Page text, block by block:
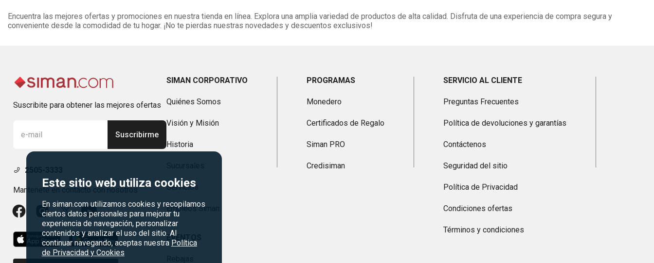
Este sitio web utiliza cookies
En siman.com utilizamos cookies y recopilamos
ciertos datos personales para mejorar tu
experiencia de navegación, personalizar
contenidos y analizar el uso del sitio. Al
continuar navegando, aceptas nuestra Política
de Privacidad y Cookies
Encuentra las mejores ofertas y promociones en nuestra tienda en línea. Explora una amplia variedad de productos de alta calidad. Disfruta de una experiencia de compra segura y
conveniente desde la comodidad de tu hogar. ¡No te pierdas nuestras novedades y descuentos exclusivos!
Suscribite para obtener las mejores ofertas
Suscribirme
2505-3333
Mantenete en contacto con nosotros
SIMAN CORPORATIVO
Quiénes Somos
Visión y Misión
Historia
Servicios
Empleos Siman
PROGRAMAS
Monedero
Certificados de Regalo
Siman PRO
Credisiman
SERVICIO AL CLIENTE
Preguntas Frecuentes
Política de devoluciones y garantías
Contáctenos
Seguridad del sitio
Política de Privacidad
Condiciones ofertas
Términos y condiciones
EVENTOS